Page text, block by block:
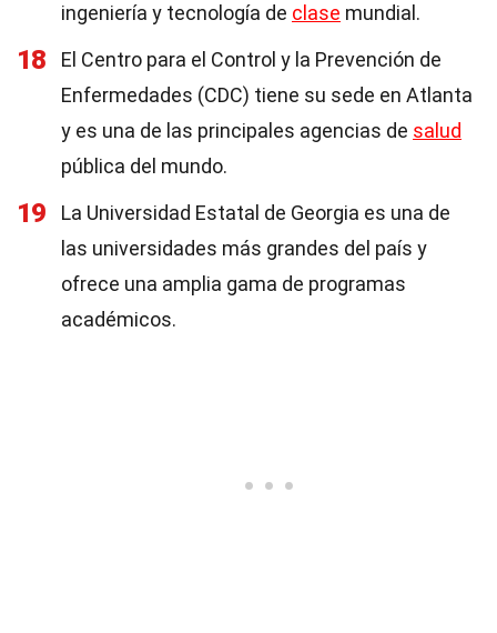
ingeniería y tecnología de clase mundial.
18
El Centro para el Control y la Prevención de
Enfermedades (CDC) tiene su sede en Atlanta
y es una de las principales agencias de salud
pública del mundo.
19
La Universidad Estatal de Georgia es una de
las universidades más grandes del país y
ofrece una amplia gama de programas
académicos.